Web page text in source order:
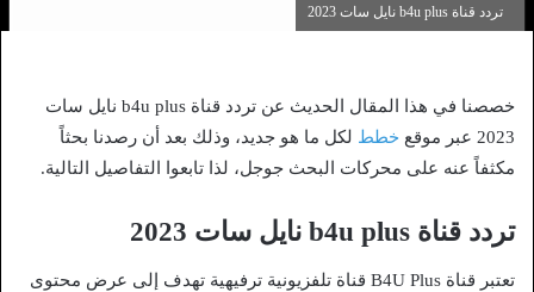
تردد قناة b4u plus نايل سات 2023
خصصنا في هذا المقال الحديث عن تردد قناة b4u plus نايل سات
2023 عبر موقع
خطط لكل ما هو جديد، وذلك بعد أن رصدنا بحثاً
مكثفاً عنه على محركات البحث جوجل، لذا تابعوا التفاصيل التالية.
تردد قناة b4u plus نايل سات 2023
تعتبر قناة B4U Plus قناة تلفزيونية ترفيهية تهدف إلى عرض محتوى